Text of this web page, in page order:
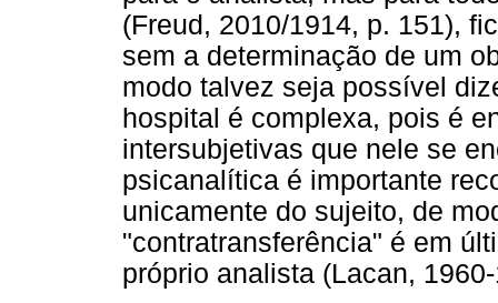
(Freud, 2010/1914, p. 151),
sem a determinação de um
modo talvez seja possível
hospital é complexa, pois é
intersubjetivas que nele se
psicanalítica é importante
unicamente do sujeito, de
"contratransferência" é em
próprio analista (Lacan,